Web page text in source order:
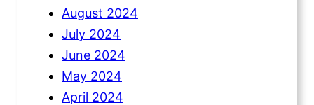
August 2024
July 2024
June 2024
May 2024
April 2024